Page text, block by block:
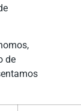
de